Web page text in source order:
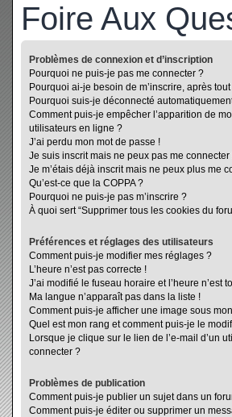
Foire Aux
Problèmes de connexion et d’inscription
Pourquoi ne puis-je pas me connecter ?
Pourquoi ai-je besoin de m’inscrire, après
Pourquoi suis-je déconnecté
Comment puis-je empêcher l’apparition de
utilisateurs en ligne ?
J’ai perdu mon mot de passe !
Je suis inscrit mais ne peux pas me connecter
Je m’étais déjà inscrit mais ne peux plus me
Qu’est-ce que la COPPA ?
Pourquoi ne puis-je pas m’inscrire ?
À quoi sert “Supprimer tous les cookies du
Préférences et réglages des utilisateurs
Comment puis-je modifier mes réglages ?
L’heure n’est pas correcte !
J’ai modifié le fuseau horaire et l’heure n’est
Ma langue n’apparaît pas dans la liste !
Comment puis-je afficher une image sous
Quel est mon rang et comment puis-je le
Lorsque je clique sur le lien de l’e-mail d’un
connecter ?
Problèmes de publication
Comment puis-je publier un sujet dans un
Comment puis-je éditer ou supprimer un